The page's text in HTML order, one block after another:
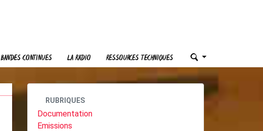
BANDES CONTINUES LA RADIO RESSOURCES TECHNIQUES
RUBRIQUES
Documentation
Emissions